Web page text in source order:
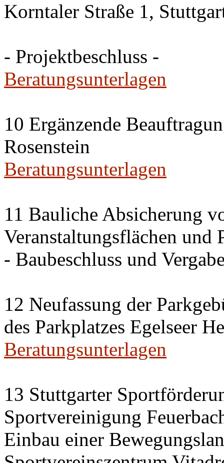
Korntaler Straße 1,
- Projektbeschluss -
Beratungsunterlagen
10 Ergänzende
Rosenstein
Beratungsunterlagen
11 Bauliche Absicherung
Veranstaltungsflächen und
- Baubeschluss und
12 Neufassung der
des Parkplatzes Egelseer
Beratungsunterlagen
13 Stuttgarter
Sportvereinigung
Einbau einer